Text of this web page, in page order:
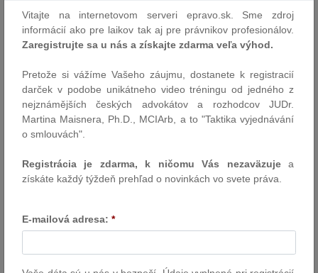
o batožine, kontaktné údaje alebo informácie o spôsobe platby.
Údaje z PNR môžu byť kľúčové v boji proti terorizmu a závažnej
identifikovať kriminálne vzorce.
Ochrana súkromia a údajov
Dohoda obsahuje dôležité záruky ochrany súkromia a údajov,
ktoré preukazujú záväzok k bezpečnosti aj základným právam.
PNR, ako sú informácie, ktoré odhaľujú rasový alebo etnický
pôvod alebo politické názory. Stanovujú sa v nej aj opatrenia na
Ďalšie kroky
Vitajte na internetovom serveri epravo.sk. Sme zdroj
informácií ako pre laikov tak aj pre právnikov profesionálov.
Zaregistrujte sa u nás a získajte zdarma veľa výhod.
Pretože si vážíme Vašeho záujmu, dostanete k registracií
darček v podobe unikátneho video tréningu od jedného z
nejznámějších českých advokátov a rozhodcov JUDr.
Martina Maisnera, Ph.D., MCIArb, a to "Taktika vyjednávání
o smlouvách".
Registrácia je zdarma, k ničomu Vás nezaväzujea
získáte každý týždeň prehľad o novinkách vo svete práva.
E-mailová adresa: *